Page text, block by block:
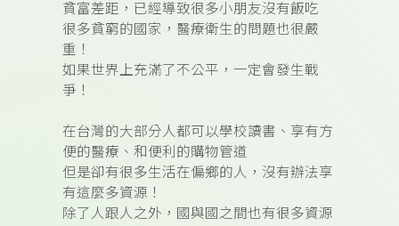
貧富差距，已經導致很多小朋友沒有飯吃
很多貧窮的國家，醫療衛生的問題也很嚴
重！
如果世界上充滿了不公平，一定會發生戰
爭！
在台灣的大部分人都可以學校讀書、享有方
便的醫療、和便利的購物管道
但是卻有很多生活在偏鄉的人，沒有辦法享
有這麼多資源！
除了人跟人之外，國與國之間也有很多資源